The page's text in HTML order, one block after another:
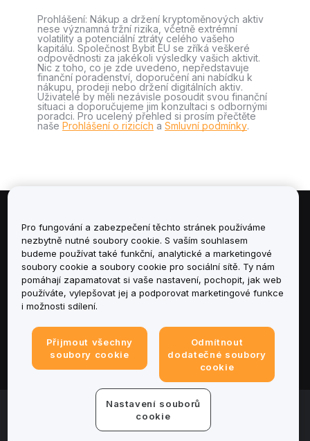
Prohlášení: Nákup a držení kryptoměnových aktiv
nese významná tržní rizika, včetně extrémní
volatility a potenciální ztráty celého vašeho
kapitálu. Společnost Bybit EU se zříká veškeré
odpovědnosti za jakékoli výsledky vašich aktivit.
Nic z toho, co je zde uvedeno, nepředstavuje
finanční poradenství, doporučení ani nabídku k
nákupu, prodeji nebo držení digitálních aktiv.
Uživatelé by měli nezávisle posoudit svou finanční
situaci a doporučujeme jim konzultaci s odbornými
poradci. Pro ucelený přehled si prosím přečtěte
naše Prohlášení o rizicích a Smluvní podmínky.
Informace
Služby
podpora
Právní informace
© 2025-2026 Bybit.eu. All rights reserved.
Podmínky poskytování služeb
Podmínky ochrany
Pro fungování a zabezpečení těchto stránek používáme
nezbytně nutné soubory cookie. S vaším souhlasem
budeme používat také funkční, analytické a marketingové
soubory cookie a soubory cookie pro sociální sítě. Ty nám
pomáhají zapamatovat si vaše nastavení, pochopit, jak web
používáte, vylepšovat jej a podporovat marketingové funkce
i možnosti sdílení.
Přijmout všechny
soubory cookie
Odmítnout
dodatečné soubory
cookie
Nastavení souborů
cookie